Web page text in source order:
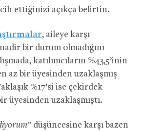
ettiğinizi açıkça belirtin.
, aileye karşı
bir durum olmadığını
katılımcıların %43,5’inin
az bir üyesinden uzaklaşmış
%17’si ise çekirdek
üyesinden uzaklaşmıştı.
düşüncesine karşı bazen